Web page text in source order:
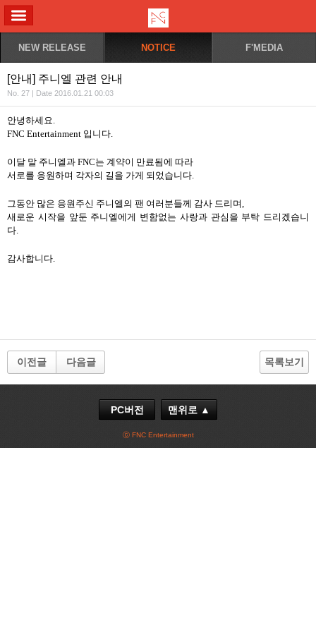
NEW RELEASE NOTICE F'MEDIA
[안내] 주니엘 관련 안내
No. 27 | Date 2016.01.21 00:03
안녕하세요.
FNC Entertainment 입니다.
이달 말 주니엘과 FNC는 계약이 만료됨에 따라
서로를 응원하며 각자의 길을 가게 되었습니다.
그동안 많은 응원주신 주니엘의 팬 여러분들께 감사 드리며,
새로운 시작을 앞둔 주니엘에게 변함없는 사랑과 관심을 부탁 드리겠습니
다.
감사합니다.
이전글 다음글 목록보기
PC버전 맨위로 ▲
ⓒ FNC Entertainment